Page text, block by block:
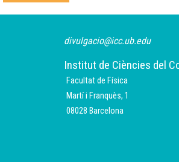
divulgacio@icc.ub.edu
Institut de Ciències del
Facultat de Física
Martí i Franquès, 1
08028 Barcelona